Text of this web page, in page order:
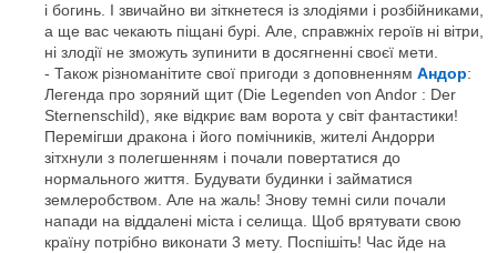
і богинь. І звичайно ви зіткнетеся із злодіями і розбійниками,
а ще вас чекають піщані бурі. Але, справжніх героїв ні вітри,
ні злодії не зможуть зупинити в досягненні своєї мети.
Також різноманітите свої пригоди з доповненням Андор:
Легенда про зоряний щит (Die Legenden von Andor : Der
Sternenschild), яке відкриє вам ворота у світ фантастики!
Перемігши дракона і його помічників, жителі Андорри
зітхнули з полегшенням і почали повертатися до
нормального життя. Будувати будинки і займатися
землеробством. Але на жаль! Знову темні сили почали
напади на віддалені міста і селища. Щоб врятувати свою
країну потрібно виконати 3 мету. Поспішіть! Час йде на